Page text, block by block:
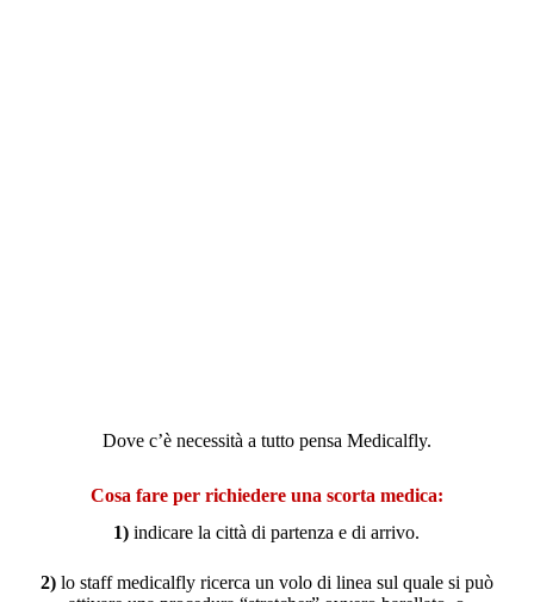
Dove c’è necessità a tutto pensa Medicalfly.
Cosa fare per richiedere una scorta medica:
1) indicare la città di partenza e di arrivo.
2)lo staff medicalfly ricerca un volo di linea sul quale si può